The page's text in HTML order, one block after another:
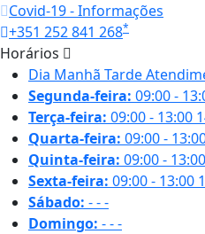
Covid-19 - Informações
+351 252 841 268*
Horários
Dia Manhã Tarde
Segunda-feira: 09:00 -
Terça-feira: 09:00 - 13:00
Quarta-feira: 09:00 -
Quinta-feira: 09:00 - 13:00
Sexta-feira: 09:00 - 13:00
Sábado: ---
Domingo: ---